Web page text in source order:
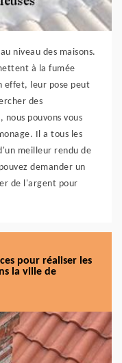
niveau des maisons.
à la fumée
effet, leur pose peut
des
nous pouvons vous
Il a tous les
meilleur rendu de
demander un
de l'argent pour
pour réaliser les
la ville de